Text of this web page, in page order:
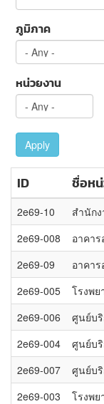
ภูมิภาค
หน่วยงาน
Apply
ID ชื่อห
2e69-10
สำนัก
2e69-008
อาคา
2e69-09
อาคา
2e69-005
โรงพย
2e69-006
ศูนย์บ
2e69-004
ศูนย์บ
2e69-007
ศูนย์บ
2e69-003
โรงพ